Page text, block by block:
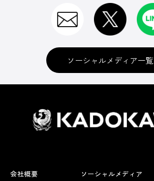
ソーシャルメディア一覧
会社概要 ソーシャルメディア